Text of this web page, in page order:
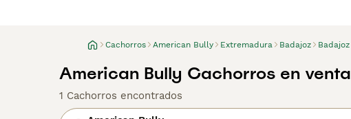
Cachorros American Bully Extremadura Badajoz Badajoz
American Bully Cachorros en venta
1 Cachorros encontrados